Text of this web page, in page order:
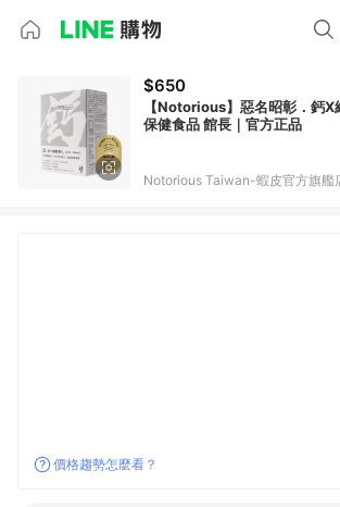
$650
【Notorious】惡名昭彰．鈣X
保健食品 館長｜官方正品
Notorious Taiwan-蝦皮官方旗艦
價格趨勢怎麼看？